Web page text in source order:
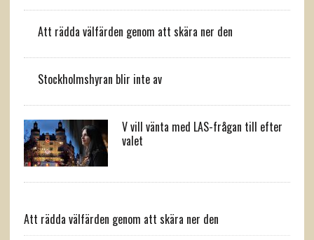
Att rädda välfärden genom att skära ner den
Stockholmshyran blir inte av
V vill vänta med LAS-frågan till efter
valet
Att rädda välfärden genom att skära ner den